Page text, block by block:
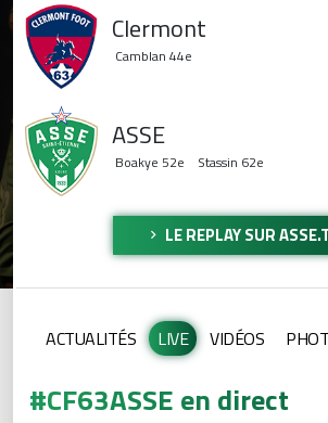
Clermont
Camblan 44e
ASSE
Boakye 52e Stassin 62e
LE REPLAY SUR
ACTUALITÉS LIVE VIDÉOS
#CF63ASSE en direct